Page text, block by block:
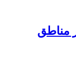
مناطق